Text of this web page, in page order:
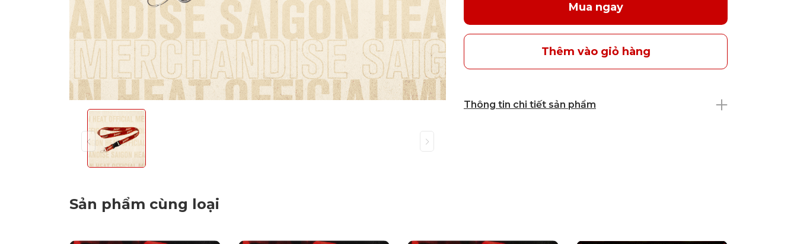
Mua ngay
Thêm vào giỏ hàng
Thông tin chi tiết sản phẩm
Sản phẩm cùng loại